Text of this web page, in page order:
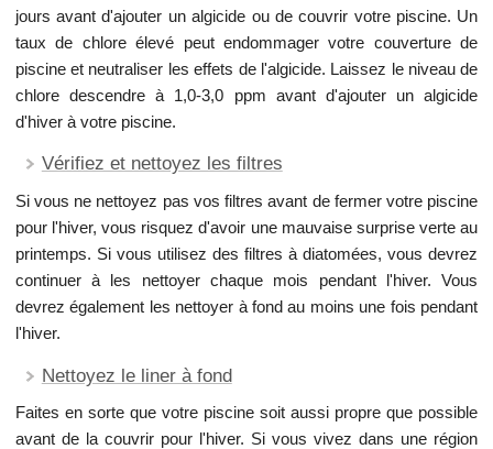
jours avant d'ajouter un algicide ou de couvrir votre piscine. Un
taux de chlore élevé peut endommager votre couverture de
piscine et neutraliser les effets de l'algicide. Laissez le niveau de
chlore descendre à 1,0-3,0 ppm avant d'ajouter un algicide
d'hiver à votre piscine.
Vérifiez et nettoyez les filtres
Si vous ne nettoyez pas vos filtres avant de fermer votre piscine
pour l'hiver, vous risquez d'avoir une mauvaise surprise verte au
printemps. Si vous utilisez des filtres à diatomées, vous devrez
continuer à les nettoyer chaque mois pendant l'hiver. Vous
devrez également les nettoyer à fond au moins une fois pendant
l'hiver.
Nettoyez le liner à fond
Faites en sorte que votre piscine soit aussi propre que possible
avant de la couvrir pour l'hiver. Si vous vivez dans une région